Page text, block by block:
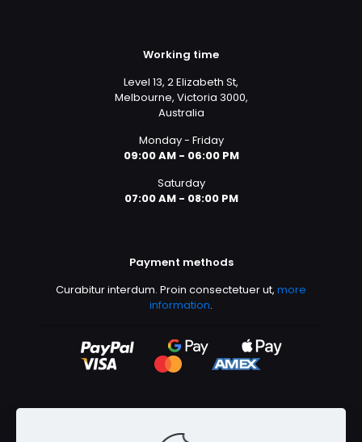
Working time
Level 13, 2 Elizabeth St,
Melbourne, Victoria 3000,
Australia
Monday - Friday
09:00 AM - 06:00 PM
Saturday
07:00 AM - 08:00 PM
Payment methods
Curabitur interdum. Proin consectetuer ut, more
information.